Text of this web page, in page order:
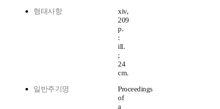
형태사항
xiv,
209
p.
:
ill.
;
24
cm.
일반주기명
Proceedings
of
a